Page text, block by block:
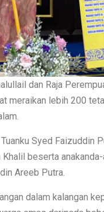
dan Raja
meraikan lebih 200
Syed Faizuddin
beserta
Areeb Putra.
dalam kalangan